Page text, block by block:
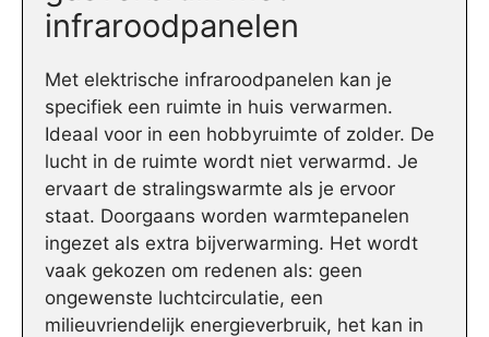
infraroodpanelen
Met elektrische infraroodpanelen kan je
specifiek een ruimte in huis verwarmen.
Ideaal voor in een hobbyruimte of zolder. De
lucht in de ruimte wordt niet verwarmd. Je
ervaart de stralingswarmte als je ervoor
staat. Doorgaans worden warmtepanelen
ingezet als extra bijverwarming. Het wordt
vaak gekozen om redenen als: geen
ongewenste luchtcirculatie, een
milieuvriendelijk energieverbruik, het kan in